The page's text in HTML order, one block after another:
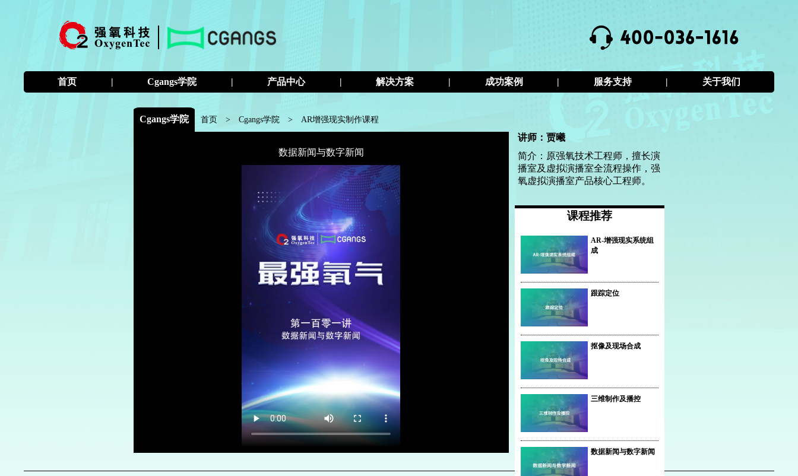
首页 | Cgangs学院 | 产品中心 | 解决方案 | 成功案例 | 服务支持 | 关于我们
Cgangs学院 首页 > Cgangs学院 > AR增强现实制作课程
数据新闻与数字新闻
讲师：贾曦
简介：原强氧技术工程师，擅长演
播室及虚拟演播室全流程操作，强
氧虚拟演播室产品核心工程师。
课程推荐
AR-增强现实系统组
成
跟踪定位
抠像及现场合成
三维制作及播控
数据新闻与数字新闻